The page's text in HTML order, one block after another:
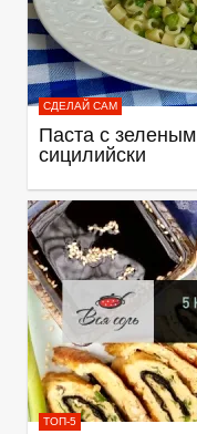
СДЕЛАЙ САМ
Паста с
сицилийски
ТОП-5